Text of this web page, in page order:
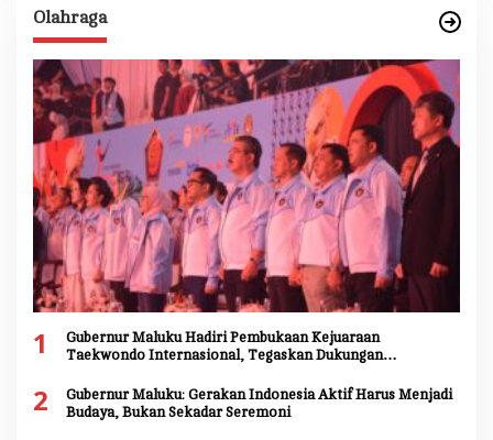
Olahraga
1
Gubernur Maluku Hadiri Pembukaan Kejuaraan
Taekwondo Internasional, Tegaskan Dukungan
2
Gubernur Maluku: Gerakan Indonesia Aktif Harus Menjadi
Budaya, Bukan Sekadar Seremoni